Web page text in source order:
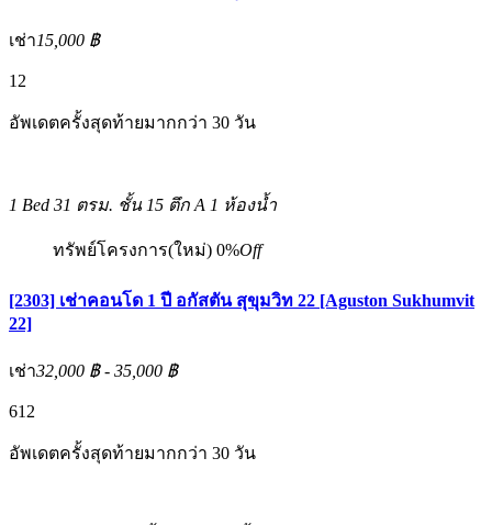
เช่า15,000 ฿
12
อัพเดตครั้งสุดท้ายมากกว่า 30 วัน
1 Bed 31 ตรม. ชั้น 15 ตึก A 1 ห้องน้ำ
ทรัพย์โครงการ(ใหม่) 0%Off
[2303] เช่าคอนโด 1 ปี อกัสตัน สุขุมวิท 22 [Aguston Sukhumvit
22]
เช่า32,000 ฿ - 35,000 ฿
612
อัพเดตครั้งสุดท้ายมากกว่า 30 วัน